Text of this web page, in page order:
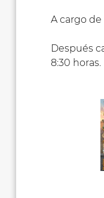
A cargo de
Después
8:30 horas.